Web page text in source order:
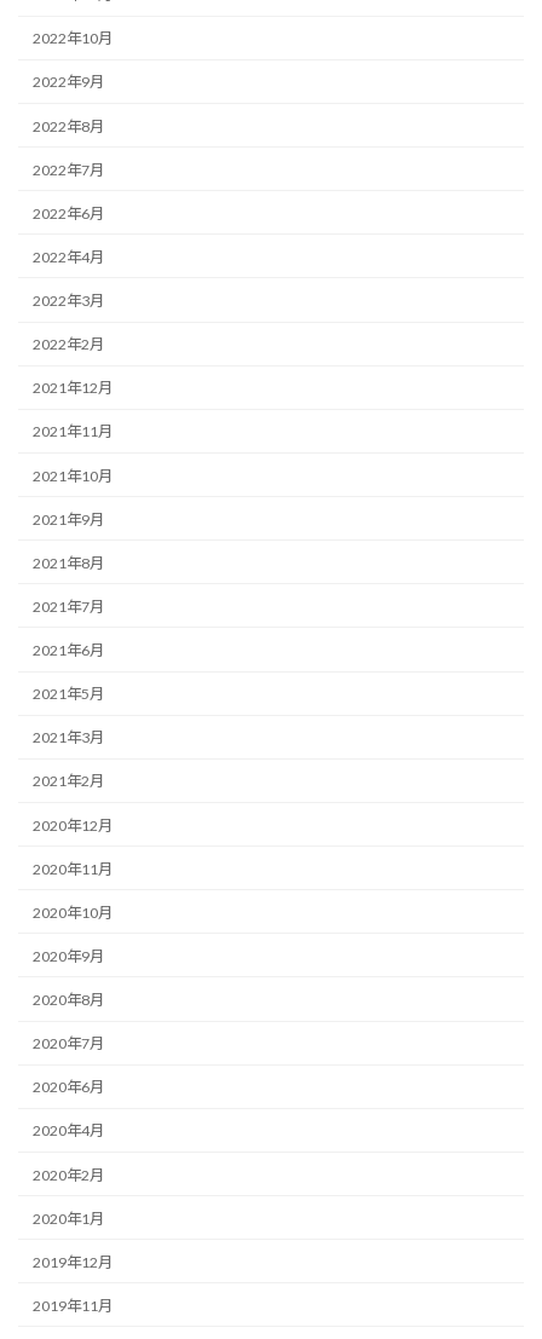
2022年10月
2022年9月
2022年8月
2022年7月
2022年6月
2022年4月
2022年3月
2022年2月
2021年12月
2021年11月
2021年10月
2021年9月
2021年8月
2021年7月
2021年6月
2021年5月
2021年3月
2021年2月
2020年12月
2020年11月
2020年10月
2020年9月
2020年8月
2020年7月
2020年6月
2020年4月
2020年2月
2020年1月
2019年12月
2019年11月